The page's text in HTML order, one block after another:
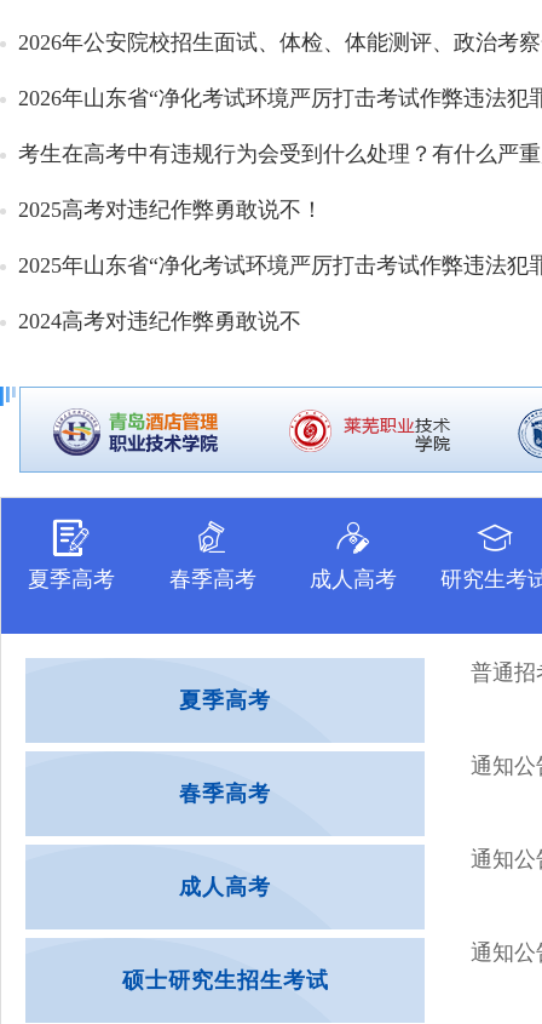
2026年公安院校招生面试、体检、体能测评、政治考
2026年山东省“净化考试环境严厉打击考试作弊违法犯
考生在高考中有违规行为会受到什么处理？有什么严
2025高考对违纪作弊勇敢说不！
2025年山东省“净化考试环境严厉打击考试作弊违法犯
2024高考对违纪作弊勇敢说不
夏季高考 春季高考 成人高考 研究生考
夏季高考
普通招
春季高考
通知公
成人高考
通知公
硕士研究生招生考试
通知公